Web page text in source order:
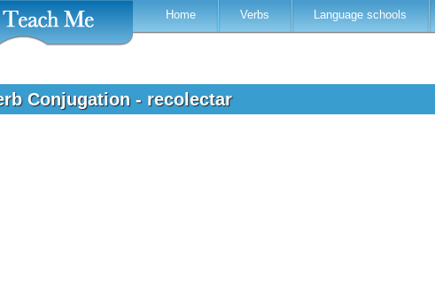
Home Verbs Language schools
Conjugation - recolectar